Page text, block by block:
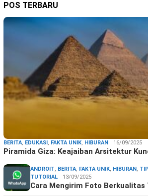
POS TERBARU
BERITA, EDUKASI , FAKTA UNIK, HIBURAN 16/09/2025
Piramida Giza: Keajaiban Arsitektur
ANDROIT, BERITA, FAKTA UNIK, HIBURAN ,
TUTORIAL
13/09/2025
Cara Mengirim Foto